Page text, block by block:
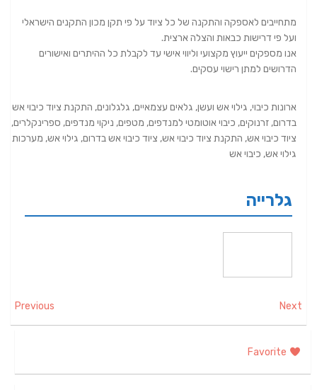
מתחייבים לאספקה והתקנה של כל ציוד על פי תקן מכון התקנים הישראלי
ועל פי דרישות כבאות והצלה ארצית.
אנו מספקים ייעוץ מקצועי וליווי אישי עד לקבלת כל ההיתרים ואישורים
הדרושים למתן רישוי עסקים.
ארונות כיבוי, גילוי אש ועשן, גלאים עצמאיים, גלגלונים, התקנת ציוד כיבוי אש
בדרום, זרנוקים, כיבוי אוטומטי למנדפים, מטפים, ניקוי מנדפים, ספרינקלרים,
ציוד כיבוי אש, התקנת ציוד כיבוי אש, ציוד כיבוי אש בדרום, גילוי אש, מערכות
גילוי אש, כיבוי אש
גלרייה
Previous Next